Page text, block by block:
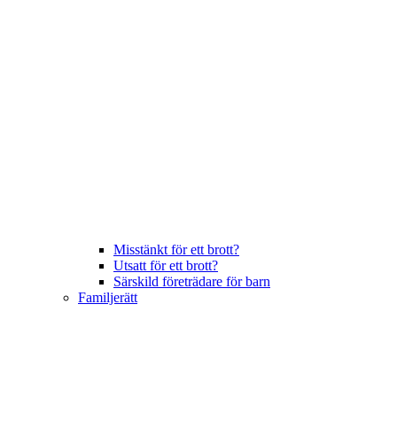
Misstänkt för ett brott?
Utsatt för ett brott?
Särskild företrädare för barn
Familjerätt